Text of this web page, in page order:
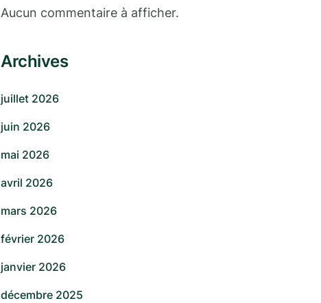
Aucun commentaire à afficher.
Archives
juillet 2026
juin 2026
mai 2026
avril 2026
mars 2026
février 2026
janvier 2026
décembre 2025